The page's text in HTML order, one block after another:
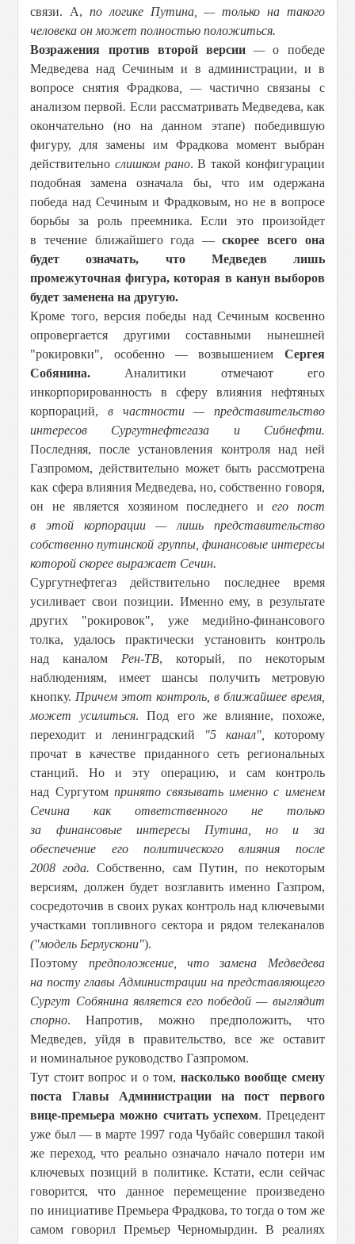
связи. А, по логике Путина, — только на такого
человека он может полностью положиться.
Возражения против второй версии —о победе
Медведева над Сечиным и в администрации, и в
вопросе снятия Фрадкова , —частично связаны с
анализом первой. Если рассматривать Медведева, как
окончательно (но на данном этапе) победившую
фигуру, для замены им Фрадкова момент выбран
действительнослишком рано. В такой конфигурации
подобная замена означала бы, что им одержана
победа над Сечиным и Фрадковым, но не в вопросе
борьбы за роль преемника. Если это произойдет
в течение ближайшего года —скорее всего она
будет означать, что Медведев лишь
промежуточная фигура, которая в канун выборов
будет заменена на другую.
Кроме того, версия победы над Сечиным косвенно
опровергается другими составными нынешней
"рокировки", особенно — возвышением Сергея
Собянина. Аналитики отмечают его
инкорпорированность в сферу влияния нефтяных
корпораций, в частности — представительство
интересов Сургутнефтегаза и Сибнефти.
Последняя, после установления контроля над ней
Газпромом, действительно может быть рассмотрена
как сфера влияния Медведева, но, собственно говоря,
он не является хозяином последнего иего пост
в этой корпорации — лишь представительство
собственно путинской группы, финансовые интересы
которой скорее выражает Сечин.
Сургутнефтегаз действительно последнее время
усиливает свои позиции. Именно ему, в результате
других "рокировок", уже медийно-финансового
толка, удалось практически установить контроль
над каналом Рен-ТВ, который, по некоторым
наблюдениям, имеет шансы получить метровую
кнопку. Причем этот контроль, в ближайшее время,
может усилиться. Под его же влияние, похоже,
переходит и ленинградский
"5 канал",
которому
прочат в качестве приданного сеть региональных
станций. Но и эту операцию, и сам контроль
над Сургутом принято связывать именно с именем
Сечина как ответственного не только
за финансовые интересы Путина, но и за
обеспечение его политического влияния после
2008 года. Собственно, сам Путин, по некоторым
версиям, должен будет возглавить именно Газпром,
сосредоточив в своих руках контроль над ключевыми
участками топливного сектора и рядом телеканалов
("модель Берлускони").
Поэтому предположение, что замена Медведева
на посту главы Администрации на представляющего
Сургут Собянина является его победой — выглядит
спорно. Напротив, можно предположить, что
Медведев, уйдя в правительство, все же оставит
и номинальное руководство Газпромом.
Тут стоит вопрос и о том, насколько вообще смену
поста Главы Администрации на пост первого
вице-премьера можно считать успехом. Прецедент
уже был — в марте 1997 года Чубайс совершил такой
же переход, что реально означало начало потери им
ключевых позиций в политике. Кстати, если сейчас
говорится, что данное перемещение произведено
по инициативе Премьера Фрадкова, то тогда о том же
самом говорил Премьер Черномырдин. В реалиях